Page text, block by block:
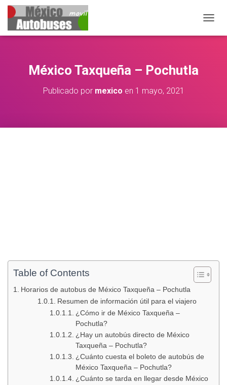
México Taxqueña – Pochutla
Publicado por mexico en 1 mayo, 2021
Table of Contents
Horarios de autobus de México Taxqueña – Pochutla
Resumen de información útil para el viajero
¿Cómo ir de México Taxqueña –
Pochutla?
¿Hay un autobús directo de México
Taxqueña – Pochutla?
¿Cuánto cuesta el boleto de autobús de
México Taxqueña – Pochutla?
¿Cuánto se tarda en llegar desde México